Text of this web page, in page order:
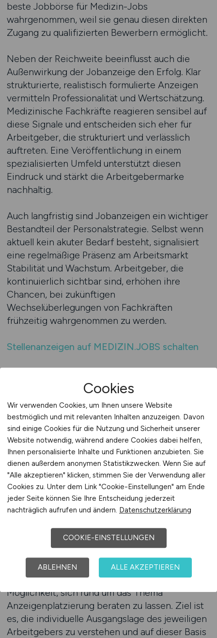
beste Jobbörse für Medizin-Jobs
wahrgenommen, weil sie genau diesen direkten
Zugang zu qualifizierten Bewerbern ermöglicht.
Neben der Reichweite beeinflusst auch die
Außenwirkung der Jobanzeige den Erfolg. Klar
strukturierte, realistisch formulierte Anzeigen
vermitteln Professionalität und Wertschätzung.
Medizinische Fachkräfte reagieren sensibel auf
diese Signale und entscheiden sich eher für
Arbeitgeber, die strukturiert und verlässlich
auftreten. Eine Veröffentlichung in einem
spezialisierten Umfeld unterstützt diesen
Eindruck und stärkt die Arbeitgebermarke
nachhaltig.
Auch langfristig sind Jobanzeigen ein wichtiger
Bestandteil der Personalstrategie. Selbst wenn
aktuell kein akuter Bedarf besteht, signalisiert
eine regelmäßige Präsenz am Arbeitsmarkt
Stabilität und Wachstum. Arbeitgeber, die
kontinuierlich sichtbar sind, erhöhen ihre
Chancen, bei zukünftigen
Wechselüberlegungen von Fachkräften
frühzeitig wahrgenommen zu werden.
Stellenanzeigen auf MEDIZIN.JOBS schalten
Anzeigenplatzierung
Die erfolgreiche Platzierung medizinischer
Jobanzeigen hängt von zahlreichen Faktoren
ab. Fachrichtung, Standort,
Wettbewerbssituation und interne
Rahmenbedingungen beeinflussen maßgeblich,
wie gut eine Anzeige wahrgenommen wird.
Viele medizinische Arbeitgeber stehen dabei
vor der Herausforderung, ihre Personalsuche
realistisch einzuschätzen und die richtigen
Entscheidungen zu treffen. Eine fundierte
Beratung kann helfen, diese Komplexität zu
MEDIZIN.JOBS bietet Arbeitgebern die
Möglichkeit, sich rund um das Thema
Anzeigenplatzierung beraten zu lassen. Ziel ist
es, die individuelle Ausgangslage des jeweiligen
Arbeitgebers zu verstehen und auf dieser Basis
Cookies
Wir verwenden Cookies, um Ihnen unsere Website
bestmöglich und mit relevanten Inhalten anzuzeigen. Davon
sind einige Cookies für die Nutzung und Sicherheit unserer
Website notwendig, während andere Cookies dabei helfen,
Ihnen personalisierte Inhalte und Funktionen anzubieten. Sie
dienen außerdem anonymen Statistikzwecken. Wenn Sie auf
"Alle akzeptieren" klicken, stimmen Sie der Verwendung aller
Cookies zu. Unter dem Link "Cookie-Einstellungen" am Ende
jeder Seite können Sie Ihre Entscheidung jederzeit
nachträglich aufrufen und ändern. Datenschutzerklärung
COOKIE-EINSTELLUNGEN
ABLEHNEN ALLE AKZEPTIEREN